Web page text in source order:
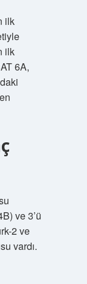
ilk
ilk
6A,
ve 3’ü
2 ve
vardı.